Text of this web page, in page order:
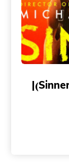
بررسی و نقد فیلم گناهکاران (Sinners ۲۰۲۵)|